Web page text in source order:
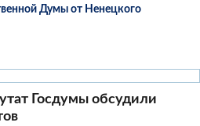
Думы от Ненецкого
Госдумы обсудили